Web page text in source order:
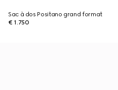
Sac à dos Positano grand format
€ 1.750